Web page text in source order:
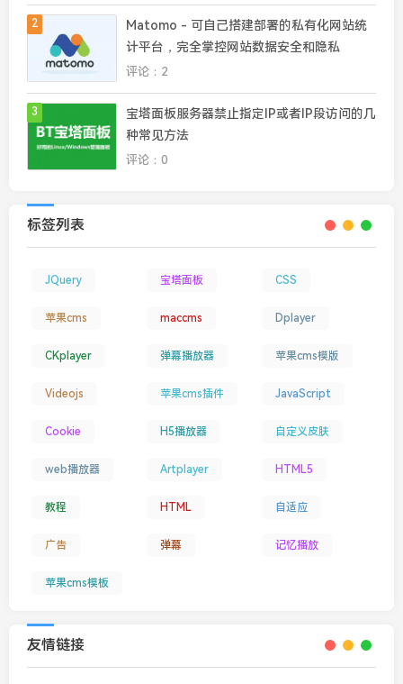
2
Matomo - 可自己搭建部署的私有化网站统
计平台，完全掌控网站数据安全和隐私
评论：2
3
宝塔面板服务器禁止指定IP或者IP段访问的几
种常见方法
评论：0
标签列表
JQuery 宝塔面板 CSS
苹果cms maccms Dplayer
CKplayer 弹幕播放器 苹果cms模版
Videojs 苹果cms插件 JavaScript
Cookie H5播放器 自定义皮肤
web播放器 Artplayer HTML5
教程 HTML 自适应
广告 弹幕 记忆播放
苹果cms模板
友情链接